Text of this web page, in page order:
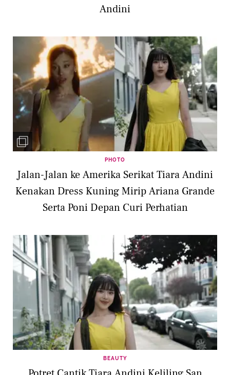
Andini
PHOTO
Jalan-Jalan ke Amerika Serikat Tiara Andini
Kenakan Dress Kuning Mirip Ariana Grande
Serta Poni Depan Curi Perhatian
BEAUTY